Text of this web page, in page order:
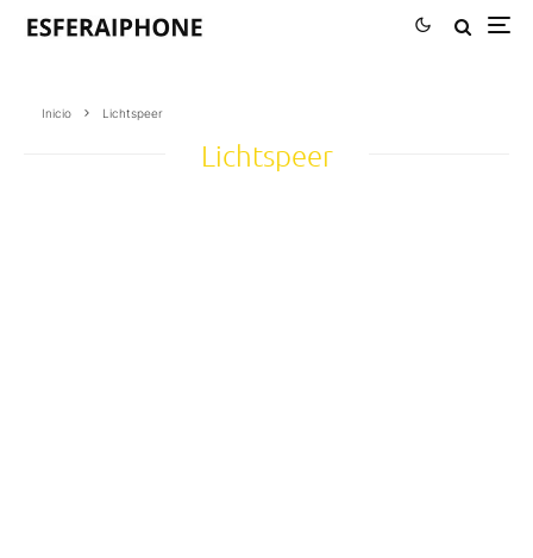
Inicio Lichtspeer
Lichtspeer